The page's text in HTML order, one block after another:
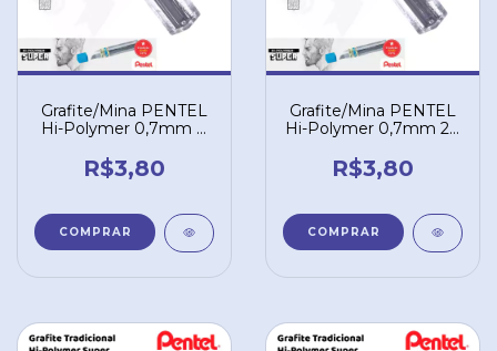
Grafite/Mina PENTEL
Hi-Polymer 0,7mm B
R$3,80
Grafite/Mina PENTEL
Hi-Polymer 0,7mm 2B
R$3,80